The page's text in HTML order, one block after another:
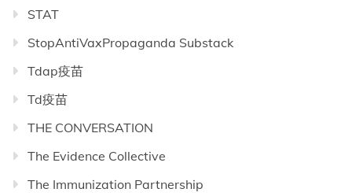
STAT
StopAntiVaxPropaganda Substack
Tdap疫苗
Td疫苗
THE CONVERSATION
The Evidence Collective
The Immunization Partnership